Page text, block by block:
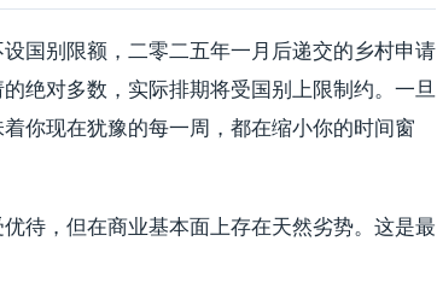
国别限额，二零二五年一月后递交的乡村申请
绝对多数，实际排期将受国别上限制约。一旦
你现在犹豫的每一周，都在缩小你的时间窗
待，但在商业基本面上存在天然劣势。这是最